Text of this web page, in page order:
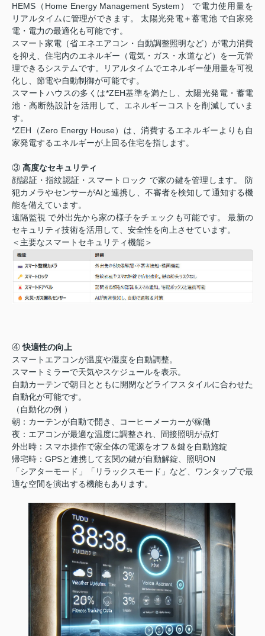
HEMS（Home Energy Management System） で電力使用量を
リアルタイムに管理ができます。 太陽光発電＋蓄電池 で自家発
電・電力の最適化も可能です。
スマート家電（省エネエアコン・自動調整照明など）が電力消費
を抑え、住宅内のエネルギー（電気・ガス・水道など）を一元管
理できるシステムです。リアルタイムでエネルギー使用量を可視
化し、節電や自動制御が可能です。
スマートハウスの多くは*ZEH基準を満たし、太陽光発電・蓄電
池・高断熱設計を活用して、エネルギーコストを削減していま
す。
*ZEH（Zero Energy House）は、消費するエネルギーよりも自
家発電するエネルギーが上回る住宅を指します。
③ 高度なセキュリティ
顔認証・指紋認証・スマートロック で家の鍵を管理します。 防
犯カメラやセンサーがAIと連携し、不審者を検知して通知する機
能を備えています。
遠隔監視 で外出先から家の様子をチェックも可能です。 最新の
セキュリティ技術を活用して、安全性を向上させています。
＜主要なスマートセキュリティ機能＞
④快適性の向上
スマートエアコンが温度や湿度を自動調整。
スマートミラーで天気やスケジュールを表示。
自動カーテンで朝日とともに開閉などライフスタイルに合わせた
自動化が可能です。
（自動化の例 ）
朝：カーテンが自動で開き、コーヒーメーカーが稼働
夜：エアコンが最適な温度に調整され、間接照明が点灯
外出時：スマホ操作で家全体の電源をオフ＆鍵を自動施錠
帰宅時：GPSと連携して玄関の鍵が自動解錠、照明ON
「シアターモード」「リラックスモード」など、ワンタップで最
適な空間を演出する機能もあります。